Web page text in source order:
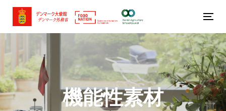
Skip
Skip
primary
navigation
Skip
to
content
機能性素材